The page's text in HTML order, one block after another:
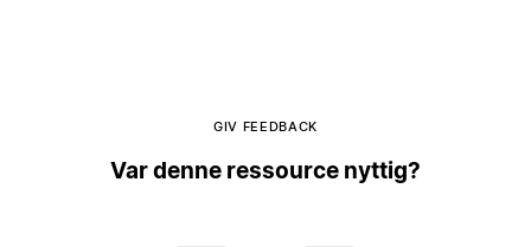
GIV FEEDBACK
Var denne ressource nyttig?